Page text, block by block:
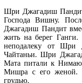
Шри Джагадиш
Господа Вишну.
Джагадиш Пандит
жить на берег
неподалеку от Шри
Чайтаньи. Шри
Мата питали к Нимаю
Мишра с его женой.
грудью.